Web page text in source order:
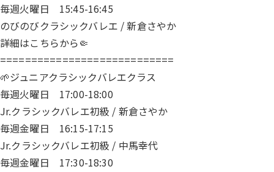
毎週火曜日 15:45-16:45
のびのびクラシックバレエ / 新倉さやか
詳細はこちらから🤏
============================
🌱ジュニアクラシックバレエクラス
毎週火曜日 17:00-18:00
Jr.クラシックバレエ初級 / 新倉さやか
毎週金曜日 16:15-17:15
Jr.クラシックバレエ初級 / 中馬幸代
毎週金曜日 17:30-18:30